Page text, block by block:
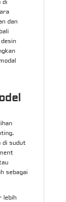
di
dan
di sudut
sebagai
lebih